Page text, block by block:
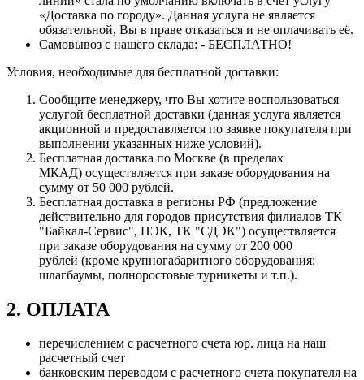
«Доставка по городу». Данная услуга не является
обязательной, Вы в праве отказаться и не оплачивать её.
Самовывоз с нашего склада: - БЕСПЛАТНО!
Условия, необходимые для бесплатной доставки:
Сообщите менеджеру, что Вы хотите воспользоваться
услугой бесплатной доставки (данная услуга является
акционной и предоставляется по заявке покупателя при
выполнении указанных ниже условий).
Бесплатная доставка по Москве (в пределах
МКАД) осуществляется при заказе оборудования на
сумму от 50 000 рублей.
Бесплатная доставка в регионы РФ (предложение
действительно для городов присутствия филиалов ТК
"Байкал-Сервис", ПЭК, ТК "СДЭК") осуществляется
при заказе оборудования на сумму от 200 000
рублей (кроме крупногабаритного оборудования:
шлагбаумы, полноростовые турникеты и т.п.).
2. ОПЛАТА
перечислением с расчетного счета юр. лица на наш
расчетный счет
банковским переводом с расчетного счета покупателя на